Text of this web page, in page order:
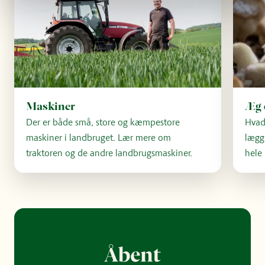
Maskiner
Der er både små, store og kæmpestore
maskiner i landbruget. Lær mere om
traktoren og de andre landbrugsmaskiner.
Æg
hele